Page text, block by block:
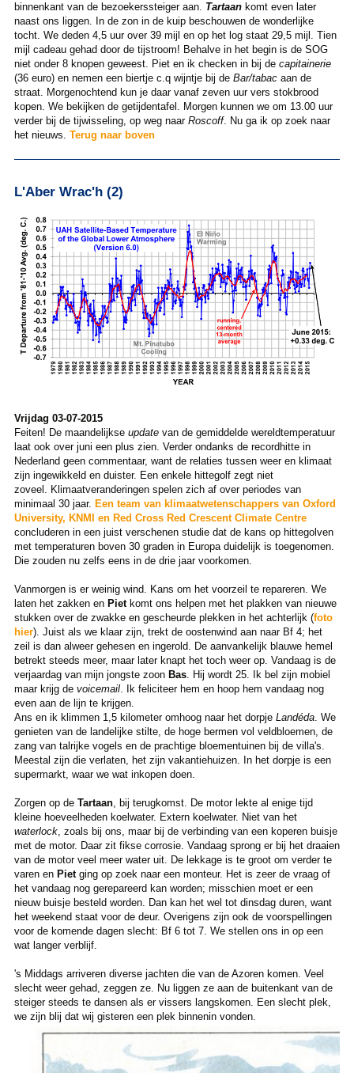
binnenkant van de bezoekerssteiger aan. Tartaankomt even later
naast ons liggen. In de zon in de kuip beschouwen de wonderlijke
tocht. We deden 4,5 uur over 39 mijl en op het log staat 29,5 mijl. Tien
mijl cadeau gehad door de tijstroom! Behalve in het begin is de SOG
niet onder 8 knopen geweest. Piet en ik checken in bij de capitainerie
(36 euro) en nemen een biertje c.q wijntje bij de Bar/tabacaan de
straat. Morgenochtend kun je daar vanaf zeven uur vers stokbrood
kopen. We bekijken de getijdentafel. Morgen kunnen we om 13.00 uur
verder bij de tijwisseling, op weg naarRoscoff. Nu ga ik op zoek naar
het nieuws. Terug naar boven
L'Aber Wrac'h (2)
Vrijdag 03-07-2015
Feiten! De maandelijkse updatevan de gemiddelde wereldtemperatuur
laat ook over juni een plus zien. Verder ondanks de recordhitte in
Nederland geen commentaar, want de relaties tussen weer en klimaat
zijn ingewikkeld en duister. Een enkele hittegolf zegt niet
zoveel. Klimaatveranderingen spelen zich af over periodes van
minimaal 30 jaar. Een team van klimaatwetenschappers van Oxford
University, KNMI en Red Cross Red Crescent Climate Centre
concluderen in een juist verschenen studie dat de kans op hittegolven
met temperaturen boven 30 graden in Europa duidelijk is toegenomen.
Die zouden nu zelfs eens in de drie jaar voorkomen.
Vanmorgen is er weinig wind. Kans om het voorzeil te repareren. We
laten het zakken en Pietkomt ons helpen met het plakken van nieuwe
stukken over de zwakke en gescheurde plekken in het achterlijk (foto
hier). Juist als we klaar zijn, trekt de oostenwind aan naar Bf 4; het
zeil is dan alweer gehesen en ingerold. De aanvankelijk blauwe hemel
betrekt steeds meer, maar later knapt het toch weer op. Vandaag is de
verjaardag van mijn jongste zoonBas. Hij wordt 25. Ik bel zijn mobiel
maar krijg de voicemail. Ik feliciteer hem en hoop hem vandaag nog
even aan de lijn te krijgen.
Ans en ik klimmen 1,5 kilometer omhoog naar het dorpje Landéda. We
genieten van de landelijke stilte, de hoge bermen vol veldbloemen, de
zang van talrijke vogels en de prachtige bloementuinen bij de villa's.
Meestal zijn die verlaten, het zijn vakantiehuizen. In het dorpje is een
supermarkt, waar we wat inkopen doen.
Zorgen op de Tartaan, bij terugkomst. De motor lekte al enige tijd
kleine hoeveelheden koelwater. Extern koelwater. Niet van het
waterlock, zoals bij ons, maar bij de verbinding van een koperen buisje
met de motor. Daar zit fikse corrosie. Vandaag sprong er bij het draaien
van de motor veel meer water uit. De lekkage is te groot om verder te
varen en Pietging op zoek naar een monteur. Het is zeer de vraag of
het vandaag nog gerepareerd kan worden; misschien moet er een
nieuw buisje besteld worden. Dan kan het wel tot dinsdag duren, want
het weekend staat voor de deur. Overigens zijn ook de voorspellingen
voor de komende dagen slecht: Bf 6 tot 7. We stellen ons in op een
wat langer verblijf.
's Middags arriveren diverse jachten die van de Azoren komen. Veel
slecht weer gehad, zeggen ze. Nu liggen ze aan de buitenkant van de
steiger steeds te dansen als er vissers langskomen. Een slecht plek,
we zijn blij dat wij gisteren een plek binnenin vonden.